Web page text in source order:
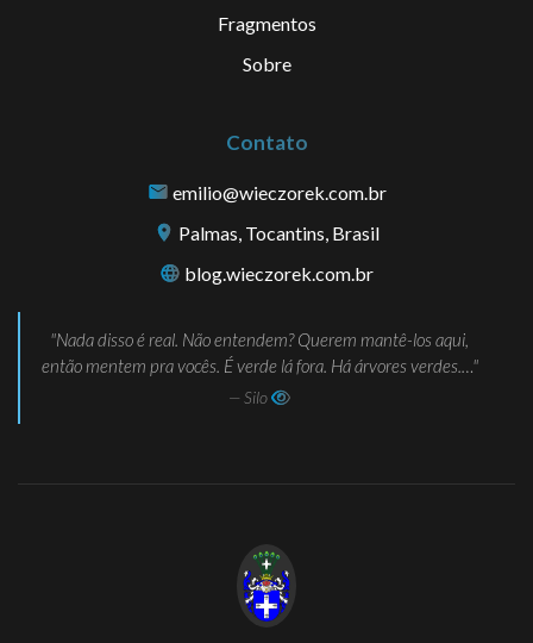
Fragmentos
Sobre
Contato
emilio@wieczorek.com.br
Palmas, Tocantins, Brasil
blog.wieczorek.com.br
Nada disso é real. Não entendem? Querem mantê-los aqui,
então mentem pra vocês. É verde lá fora. Há árvores verdes.…
— Silo